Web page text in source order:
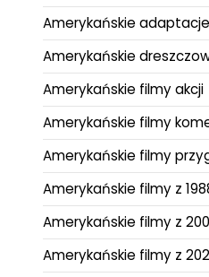
Amerykańskie
Amerykańskie
Amerykańskie filmy akcji
Amerykańskie filmy
Amerykańskie filmy
Amerykańskie filmy z
Amerykańskie filmy z
Amerykańskie filmy z